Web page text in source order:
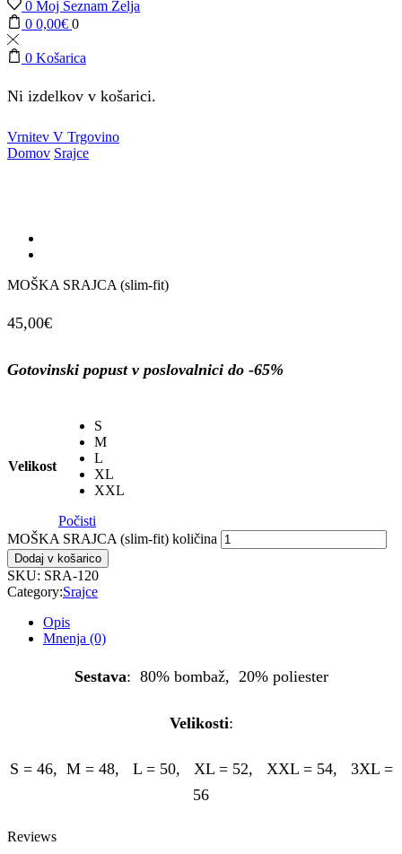
0 Moj Seznam Želja
0 0,00€ 0
0 Košarica
Ni izdelkov v košarici.
Vrnitev V Trgovino
Domov Srajce
MOŠKA SRAJCA (slim-fit)
45,00€
Gotovinski popust v poslovalnici do -65%
Velikost
S
M
L
XL
XXL
Počisti
MOŠKA SRAJCA (slim-fit) količina
Dodaj v košarico
SKU: SRA-120
Category:Srajce
Opis
Mnenja (0)
Sestava: 80% bombaž, 20% poliester
Velikosti:
S = 46, M = 48, L = 50, XL = 52, XXL = 54, 3XL =
56
Reviews